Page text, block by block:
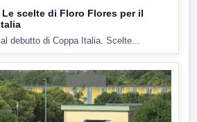
scelte di Floro Flores per il
al debutto di Coppa Italia. Scelte...